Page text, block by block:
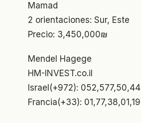
Mamad
2 orientaciones: Sur, Este
Precio: 3,450,000₪
Mendel Hagege
HM-INVEST.co.il
Israel(+972): 052,577,50,44
Francia(+33): 01,77,38,01,19